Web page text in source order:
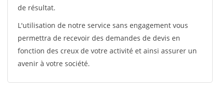
de résultat.
L'utilisation de notre service sans engagement vous
permettra de recevoir des demandes de devis en
fonction des creux de votre activité et ainsi assurer un
avenir à votre société.